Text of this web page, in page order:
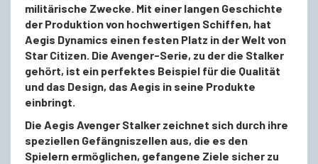
militärische Zwecke. Mit einer langen Geschichte
der Produktion von hochwertigen Schiffen, hat
Aegis Dynamics einen festen Platz in der Welt von
Star Citizen. Die Avenger-Serie, zu der die Stalker
gehört, ist ein perfektes Beispiel für die Qualität
und das Design, das Aegis in seine Produkte
einbringt.
Die Aegis Avenger Stalker zeichnet sich durch ihre
speziellen Gefängniszellen aus, die es den
Spielern ermöglichen, gefangene Ziele sicher zu